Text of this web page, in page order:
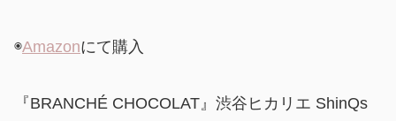
◉Amazonにて購入
『BRANCHÉ CHOCOLAT』渋谷ヒカリエ ShinQs